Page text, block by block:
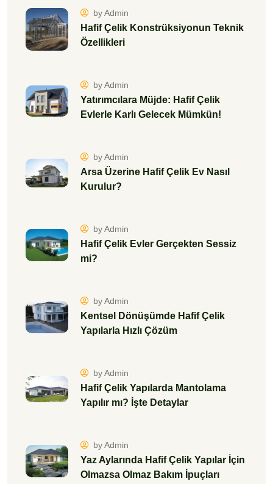
by Admin
Hafif Çelik Konstrüksiyonun Teknik
Özellikleri
by Admin
Yatırımcılara Müjde: Hafif Çelik
Evlerle Karlı Gelecek Mümkün!
by Admin
Arsa Üzerine Hafif Çelik Ev Nasıl
Kurulur?
by Admin
Hafif Çelik Evler Gerçekten Sessiz
mi?
by Admin
Kentsel Dönüşümde Hafif Çelik
Yapılarla Hızlı Çözüm
by Admin
Hafif Çelik Yapılarda Mantolama
Yapılır mı? İşte Detaylar
by Admin
Yaz Aylarında Hafif Çelik Yapılar İçin
Olmazsa Olmaz Bakım İpuçları